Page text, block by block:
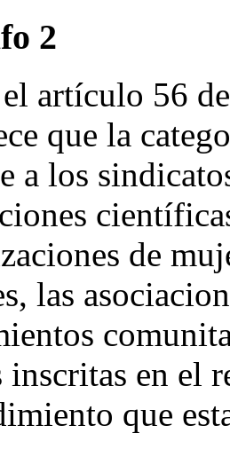
2
artículo 56
que la
a los
de
las
en el
que